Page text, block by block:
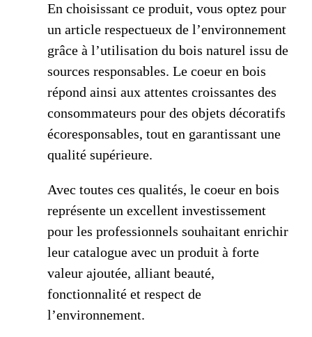
En choisissant ce produit, vous optez pour
un article respectueux de l’environnement
grâce à l’utilisation du bois naturel issu de
sources responsables. Le coeur en bois
répond ainsi aux attentes croissantes des
consommateurs pour des objets décoratifs
écoresponsables, tout en garantissant une
qualité supérieure.
Avec toutes ces qualités, le coeur en bois
représente un excellent investissement
pour les professionnels souhaitant enrichir
leur catalogue avec un produit à forte
valeur ajoutée, alliant beauté,
fonctionnalité et respect de
l’environnement.